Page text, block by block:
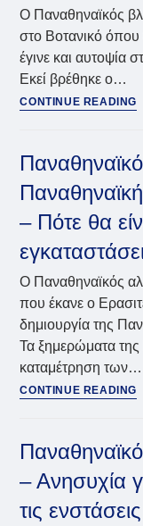
Ο Παναθηναϊκός
στο Βοτανικό όπου
έγινε και αυτοψία
Εκεί βρέθηκε ο…
CONTINUE READING
– Πότε θα
Ο Παναθηναϊκός
που έκανε ο
δημιουργία της
Τα ξημερώματα
καταμέτρηση των…
CONTINUE READING
με
– Ανησυχία
τις